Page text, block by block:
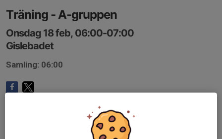
Träning - A-gruppen
Onsdag 18 feb, 06:00-07:00
Gislebadet
Samling: 06:00